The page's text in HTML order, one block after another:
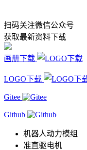
扫码关注微信公众号
获取最新资料下载
画册下载
LOGO下载
Gitee
Github
机器人动力模组
准直驱电机